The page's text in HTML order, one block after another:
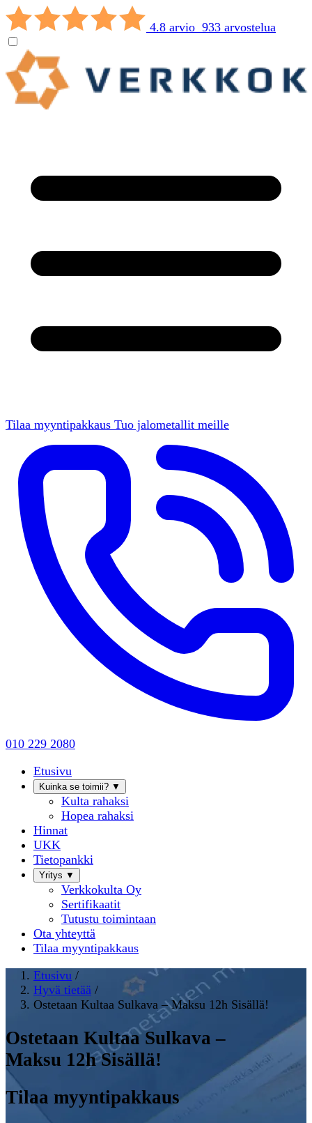
4.8 arvio 933 arvostelua
Tilaa myyntipakkaus Tuo jalometallit meille
010 229 2080
Etusivu
Kuinka se toimii? ▼
Kulta rahaksi
Hopea rahaksi
Hinnat
UKK
Tietopankki
Yritys ▼
Verkkokulta Oy
Sertifikaatit
Tutustu toimintaan
Ota yhteyttä
Tilaa myyntipakkaus
Etusivu /
Hyvä tietää /
Ostetaan Kultaa Sulkava – Maksu 12h Sisällä!
Ostetaan Kultaa Sulkava –
Maksu 12h Sisällä!
Tilaa myyntipakkaus